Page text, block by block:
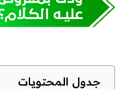
ب
جدول المحتويات